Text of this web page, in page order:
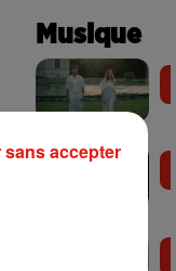
Musique
accepter